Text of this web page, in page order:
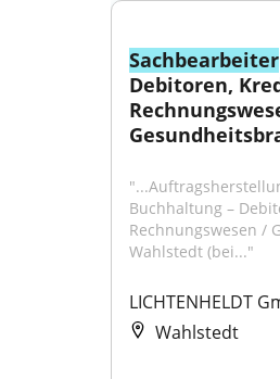
Sachbearbeiter
Debitoren,
Buchhaltung –
Rechnungswesen /
Wahlstedt (bei..."
LICHTENHELDT
Wahlstedt